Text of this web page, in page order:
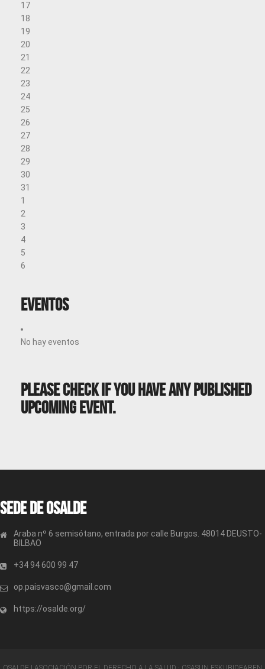
17
18
19
20
21
22
23
24
25
26
27
28
29
30
31
1
2
3
4
5
6
Eventos
No hay eventos
Please Check If You Have Any Published
Upcoming Event.
Sede de OSALDE
Araba nº 6 semisótano, entrada por calle Burgos. 48014 DEUSTO-
BILBAO
+34 94 600 99 47
op.paisvasco@gmail.com
https://osalde.org/